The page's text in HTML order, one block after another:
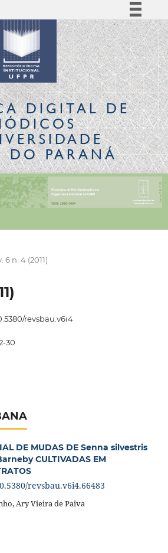
Simplifique!
Comunica BR
Participe
Acesso à informação
Legislação
Canais
DIGITALDE
DO PARANÁ
6 n. 4 (2011)
revsbau.v6i4
30
DE MUDAS DE Senna silvestris
CULTIVADAS EM
revsbau.v6i4.66483
Ary Vieira de Paiva